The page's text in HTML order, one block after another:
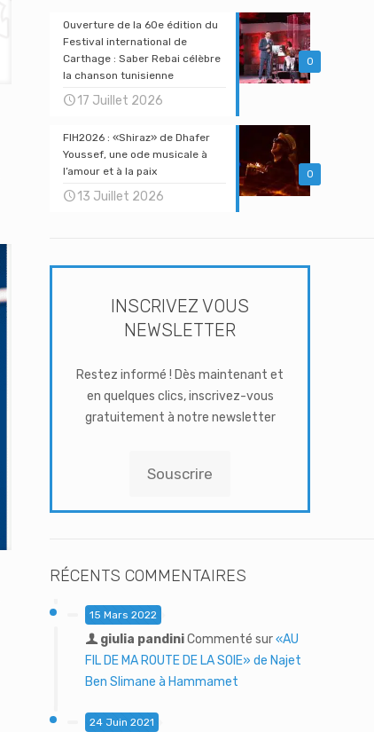
0
Ouverture de la 60e édition du
Festival international de
Carthage : Saber Rebai célèbre
la chanson tunisienne
17 Juillet 2026
0
FIH2026 : «Shiraz» de Dhafer
Youssef, une ode musicale à
l’amour et à la paix
13 Juillet 2026
INSCRIVEZ VOUS
NEWSLETTER
Restez informé ! Dès maintenant et
en quelques clics, inscrivez-vous
gratuitement à notre newsletter
Souscrire
RÉCENTS COMMENTAIRES
15 Mars 2022
giulia pandiniCommenté sur«AU
FIL DE MA ROUTE DE LA SOIE» de Najet
Ben Slimane à Hammamet
24 Juin 2021